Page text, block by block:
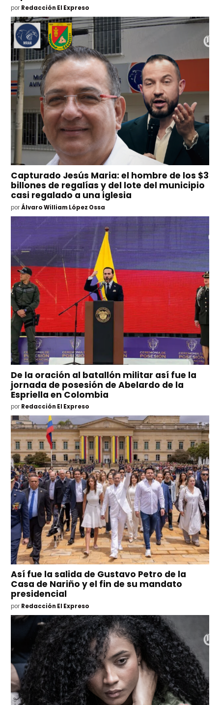
por Redacción El Expreso
Capturado Jesús Maria: el hombre de los $3
billones de regalías y del lote del municipio
casi regalado a una iglesia
por Álvaro William López Ossa
De la oración al batallón militar así fue la
jornada de posesión de Abelardo de la
Espriella en Colombia
por Redacción El Expreso
Así fue la salida de Gustavo Petro de la
Casa de Nariño y el fin de su mandato
presidencial
por Redacción El Expreso